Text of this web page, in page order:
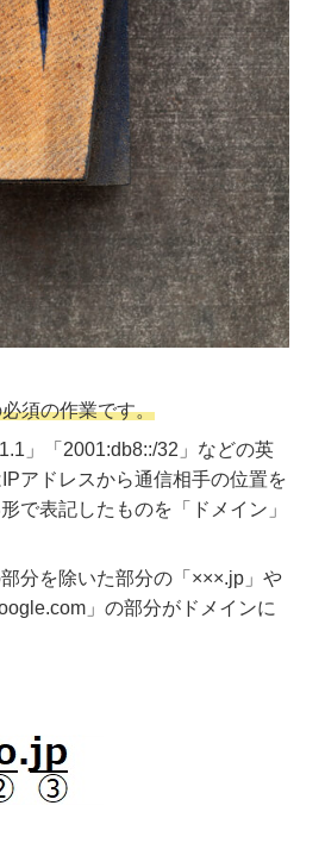
須の作業です。
」「2001:db8::/32」などの英
アドレスから通信相手の位置を
で表記したものを「ドメイン」
分を除いた部分の「×××.jp」や
」の部分がドメインに